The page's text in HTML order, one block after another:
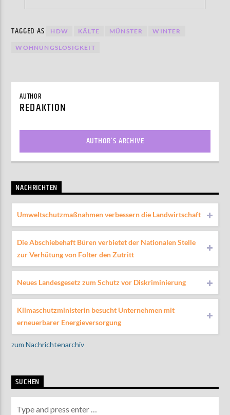
TAGGED AS HDW KÄLTE MÜNSTER WINTER
WOHNUNGSLOSIGKEIT
AUTHOR
REDAKTION
AUTHOR'S ARCHIVE
NACHRICHTEN
Umweltschutzmaßnahmen verbessern die Landwirtschaft
Die Abschiebehaft Büren verbietet der Nationalen Stelle
zur Verhütung von Folter den Zutritt
Neues Landesgesetz zum Schutz vor Diskriminierung
Klimaschutzministerin besucht Unternehmen mit
erneuerbarer Energieversorgung
zum Nachrichtenarchiv
SUCHEN